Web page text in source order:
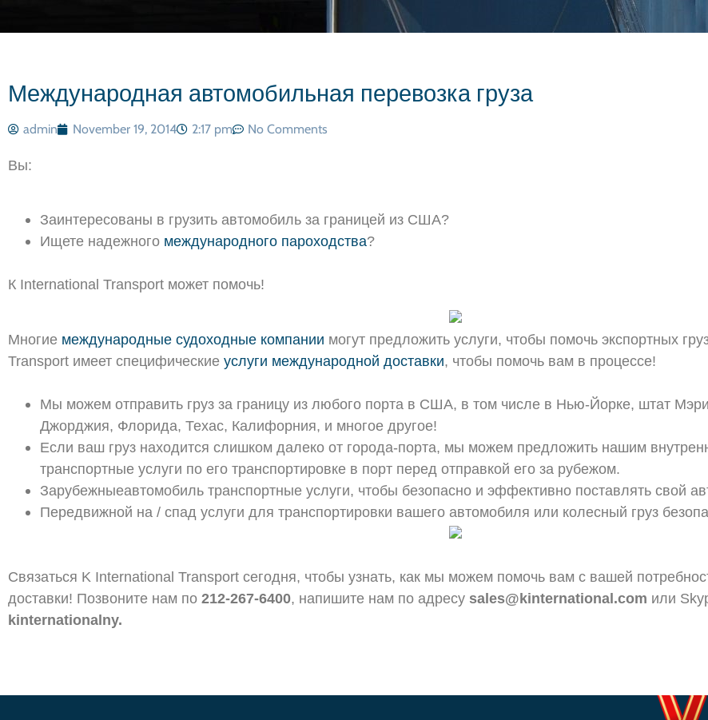
Международная автомобильная перевозка груза
admin November 19, 2014 2:17 pm No Comments
Вы:
Заинтересованы в грузить автомобиль за границей из США?
Ищете надежного международного пароходства?
К International Transport может помочь!
Многие международные судоходные компании могут предложить услуги, чтобы помочь экспортных
Transport имеет специфические услуги международной доставки, чтобы помочь вам в процессе!
Мы можем отправить груз за границу из любого порта в США, в том числе в Нью-Йорке, штат
Джорджия, Флорида, Техас, Калифорния, и многое другое!
Если ваш груз находится слишком далеко от города-порта, мы можем предложить нашим
транспортные услуги по его транспортировке в порт перед отправкой его за рубежом.
Зарубежныеавтомобиль транспортные услуги, чтобы безопасно и эффективно поставлять свой
Передвижной на / спад услуги для транспортировки вашего автомобиля или колесный груз
Связаться K International Transport сегодня, чтобы узнать, как мы можем помочь вам с вашей
доставки! Позвоните нам по 212-267-6400, напишите нам по адресу sales@kinternational.com или
kinternationalny.